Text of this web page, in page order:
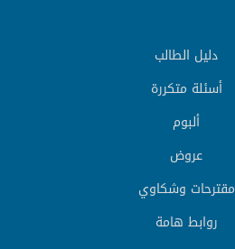
دليل الطالب
أسئلة متكررة
ألبوم
عروض
مقترحات وشكاوي
روابط هامة